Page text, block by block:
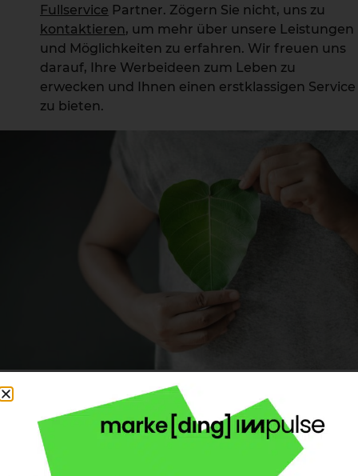
Fullservice Partner. Zögern Sie nicht, uns zu
kontaktieren, um mehr über unsere Leistungen
und Möglichkeiten zu erfahren. Wir freuen uns
darauf, Ihre Werbeideen zum Leben zu
erwecken und Ihnen einen erstklassigen Service
zu bieten.
Wer auf Nachhaltigkeit setzt,
wird positiven Eindruck hinterlassen!
Nachhaltigkeit ist zu einem wichtigen Marketing-
Instrument geworden. Gehen Sie also mit gutem